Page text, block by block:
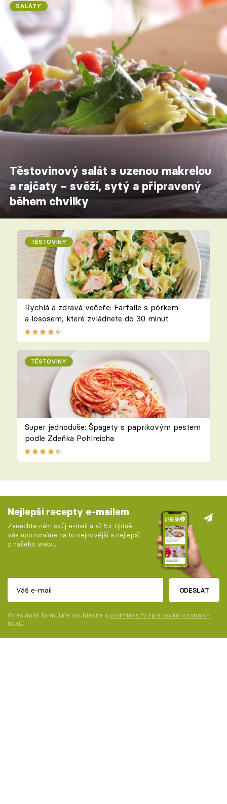
SALÁTY
Těstovinový salát s uzenou makrelou
a rajčaty – svěží, sytý a připravený
během chvilky
TĚSTOVINY
Rychlá a zdravá večeře: Farfalle s pórkem
a lososem, které zvládnete do 30 minut
TĚSTOVINY
Super jednoduše: Špagety s paprikovým pestem
podle Zdeňka Pohlreicha
Nejlepší recepty e-mailem
Zanechte nám svůj e-mail a až 5x týdně
vás upozorníme na to nejnovější a nejlepší
z našeho webu.
ODESLAT
Odesláním formuláře souhlasíte s podmínkami zpracování osobních
údajů